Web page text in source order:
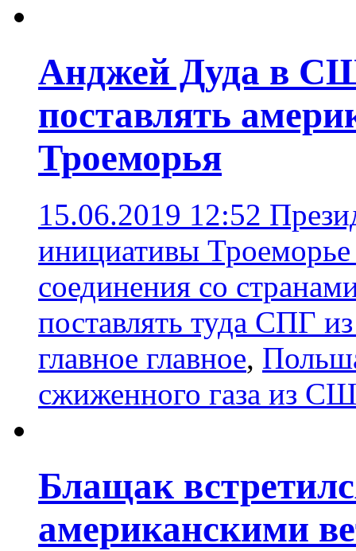
Анджей Дуда в
поставлять
Троеморья
15.06.2019 12:52
инициативы
соединения со
поставлять туда СПГ
главное главное,
сжиженного газа из
Блащак
американскими